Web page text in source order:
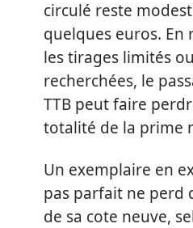
circulé reste
quelques euros. En
les tirages limités
recherchées, le
TTB peut faire
totalité de la prime
Un exemplaire en
pas parfait ne perd
de sa cote neuve,